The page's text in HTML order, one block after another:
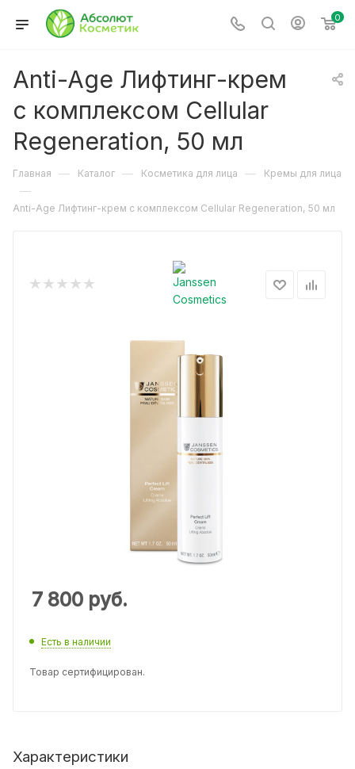
0
Anti-Age Лифтинг-крем
с комплексом Cellular
Regeneration, 50 мл
Главная — Каталог — Косметика для лица — Кремы для лица
—
Anti-Age Лифтинг-крем с комплексом Cellular Regeneration, 50 мл
7 800 руб.
Есть в наличии
Товар сертифицирован.
Характеристики